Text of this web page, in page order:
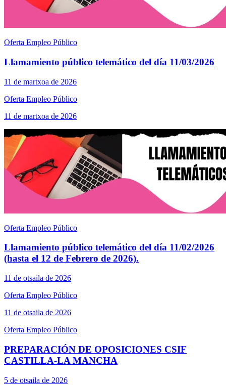
Oferta Empleo Público
Llamamiento público telemático del día 11/03/2026
11 de martxoa de 2026
Oferta Empleo Público
11 de martxoa de 2026
Oferta Empleo Público
Llamamiento público telemático del día 11/02/2026
(hasta el 12 de Febrero de 2026).
11 de otsaila de 2026
Oferta Empleo Público
11 de otsaila de 2026
Oferta Empleo Público
PREPARACIÓN DE OPOSICIONES CSIF
CASTILLA-LA MANCHA
5 de otsaila de 2026